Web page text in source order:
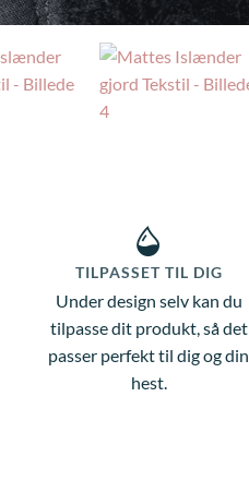
TILPASSET TIL DIG
Under design selv kan du
tilpasse dit produkt, så det
passer perfekt til dig og din
hest.